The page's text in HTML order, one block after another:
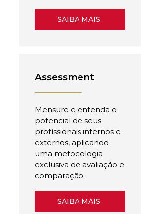
SAIBA MAIS
Assessment
Mensure e entenda o
potencial de seus
profissionais internos e
externos, aplicando
uma metodologia
exclusiva de avaliação e
comparação.
SAIBA MAIS